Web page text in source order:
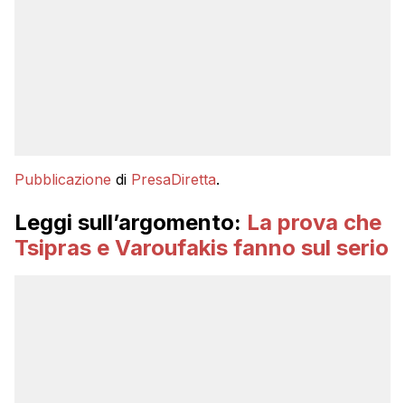
Pubblicazione di PresaDiretta.
Leggi sull’argomento: La prova che
Tsipras e Varoufakis fanno sul serio